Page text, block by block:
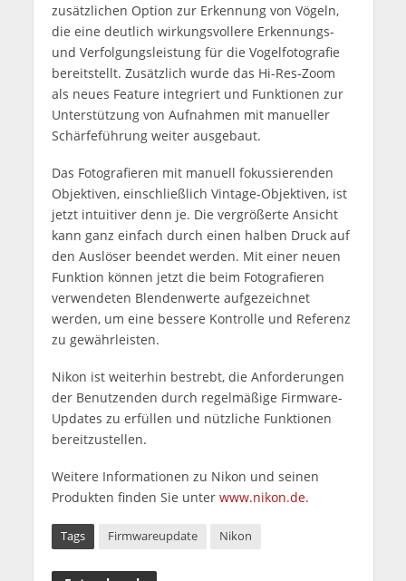
zusätzlichen Option zur Erkennung von Vögeln,
die eine deutlich wirkungsvollere Erkennungs-
und Verfolgungsleistung für die Vogelfotografie
bereitstellt. Zusätzlich wurde das Hi-Res-Zoom
als neues Feature integriert und Funktionen zur
Unterstützung von Aufnahmen mit manueller
Schärfeführung weiter ausgebaut.
Das Fotografieren mit manuell fokussierenden
Objektiven, einschließlich Vintage-Objektiven, ist
jetzt intuitiver denn je. Die vergrößerte Ansicht
kann ganz einfach durch einen halben Druck auf
den Auslöser beendet werden. Mit einer neuen
Funktion können jetzt die beim Fotografieren
verwendeten Blendenwerte aufgezeichnet
werden, um eine bessere Kontrolle und Referenz
zu gewährleisten.
Nikon ist weiterhin bestrebt, die Anforderungen
der Benutzenden durch regelmäßige Firmware-
Updates zu erfüllen und nützliche Funktionen
bereitzustellen.
Weitere Informationen zu Nikon und seinen
Produkten finden Sie unter www.nikon.de.
Tags Firmwareupdate Nikon